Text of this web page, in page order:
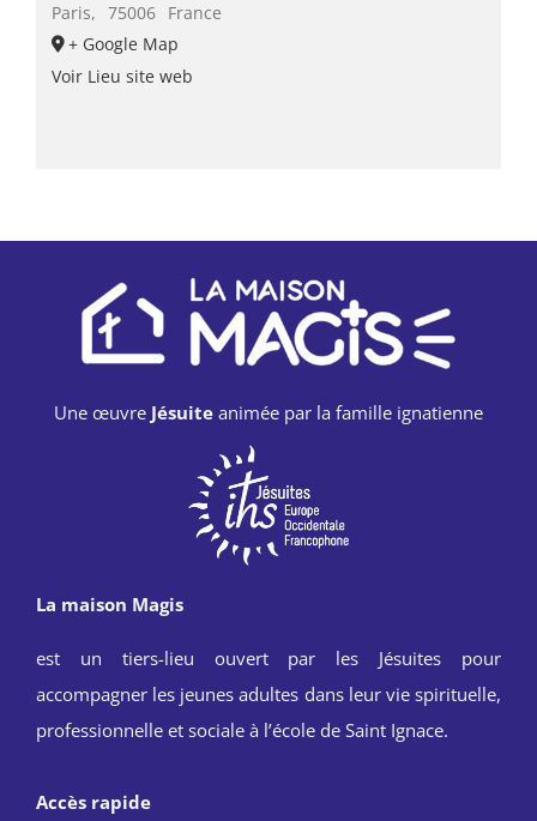
Paris, 75006 France
+ Google Map
Voir Lieu site web
Une œuvre Jésuite animée par la famille ignatienne
La maison Magis
est un tiers-lieu ouvert par les Jésuites pour
accompagner les jeunes adultes dans leur vie spirituelle,
professionnelle et sociale à l’école de Saint Ignace.
Accès rapide